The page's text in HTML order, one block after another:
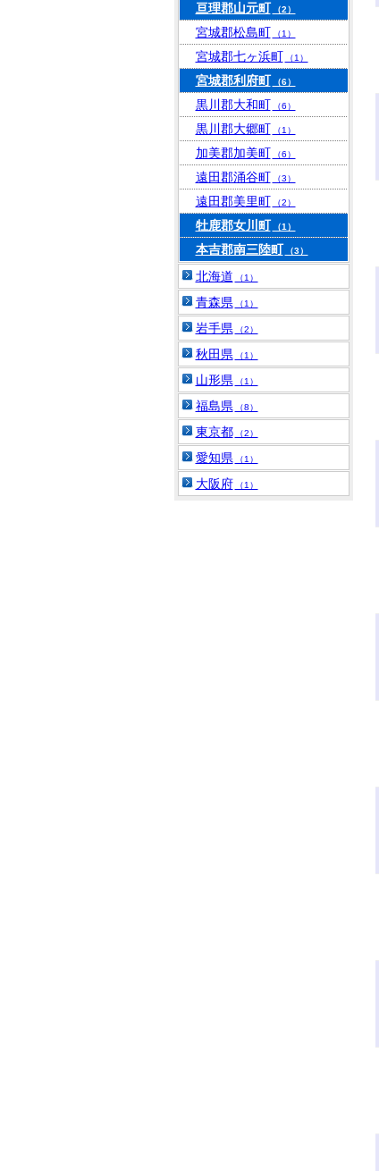
亘理郡山元町 （2）
宮城郡松島町 （1）
宮城郡七ヶ浜町 （1）
宮城郡利府町 （6）
黒川郡大和町 （6）
黒川郡大郷町 （1）
加美郡加美町 （6）
遠田郡涌谷町 （3）
遠田郡美里町 （2）
牡鹿郡女川町 （1）
本吉郡南三陸町 （3）
北海道 （1）
青森県 （1）
岩手県 （2）
秋田県 （1）
山形県 （1）
福島県 （8）
東京都 （2）
愛知県 （1）
大阪府 （1）